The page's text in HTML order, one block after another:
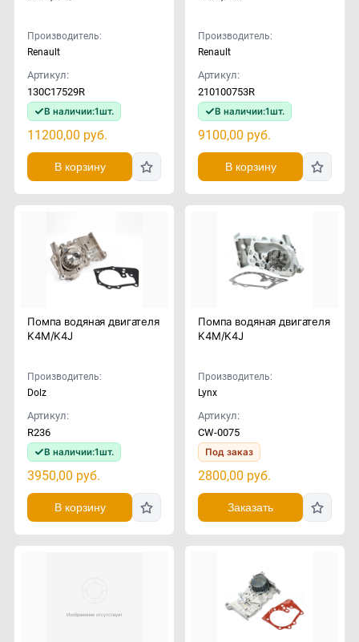
Производитель:
Renault
Артикул:
130C17529R
В наличии:1шт.
11200,00 руб.
В корзину
Производитель:
Renault
Артикул:
210100753R
В наличии:1шт.
9100,00 руб.
В корзину
Помпа водяная двигателя
K4M/K4J
Производитель:
Dolz
Артикул:
R236
В наличии:1шт.
3950,00 руб.
В корзину
Помпа водяная двигателя
K4M/K4J
Производитель:
Lynx
Артикул:
CW-0075
Под заказ
2800,00 руб.
Заказать